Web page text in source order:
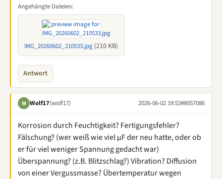
Angehängte Dateien:
IMG_20260602_210533.jpg (210 KB)
Antwort
W Wolf17(wolf17) 2026-06-02 19:53#8057086
Korrosion durch Feuchtigkeit? Fertigungsfehler?
Fälschung? (wer weiß wie viel µF der neu hatte, oder ob
er für viel weniger Spannung gedacht war)
Überspannung? (z.B. Blitzschlag?) Vibration? Diffusion
von einer Vergussmasse? Übertemperatur wegen